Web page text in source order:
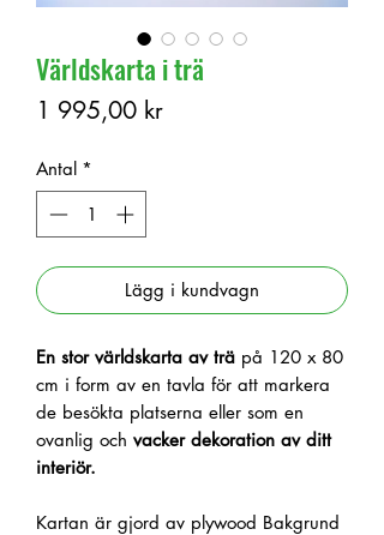
Världskarta i trä
1 995,00 krPris
Antal *
Lägg i kundvagn
En stor världskarta av trä på 120 x 80
cm i form av en tavla för att markera
de besökta platserna eller som en
ovanlig och vacker dekoration av ditt
interiör.
Kartan är gjord av plywood Bakgrund